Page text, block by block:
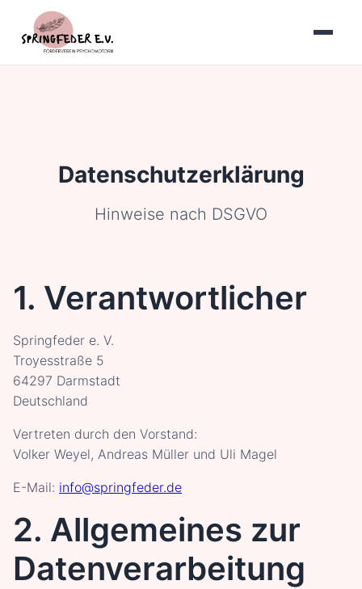
Datenschutzerklärung
Hinweise nach DSGVO
1. Verantwortlicher
Springfeder e. V.
Troyesstraße 5
64297 Darmstadt
Deutschland
Vertreten durch den Vorstand:
Volker Weyel, Andreas Müller und Uli Magel
E-Mail: info@springfeder.de
2. Allgemeines zur
Datenverarbeitung